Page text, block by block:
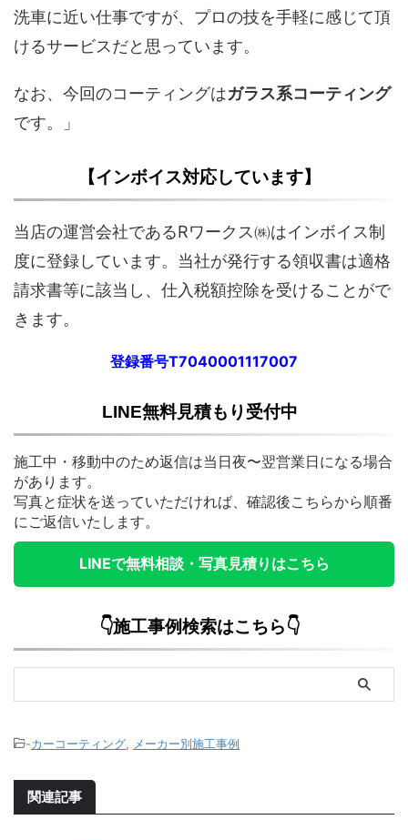
洗車に近い仕事ですが、プロの技を手軽に感じて頂
けるサービスだと思っています。
なお、今回のコーティングはガラス系コーティング
です。」
【インボイス対応しています】
当店の運営会社であるRワークス㈱はインボイス制
度に登録しています。当社が発行する領収書は適格
請求書等に該当し、仕入税額控除を受けることがで
きます。
登録番号T7040001117007
LINE無料見積もり受付中
施工中・移動中のため返信は当日夜〜翌営業日になる場合
があります。
写真と症状を送っていただければ、確認後こちらから順番
にご返信いたします。
LINEで無料相談・写真見積りはこちら
👇施工事例検索はこちら👇
-カーコーティング メーカー別施工事例
関連記事